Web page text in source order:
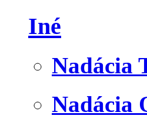
Iné
Nadácia
Nadácia